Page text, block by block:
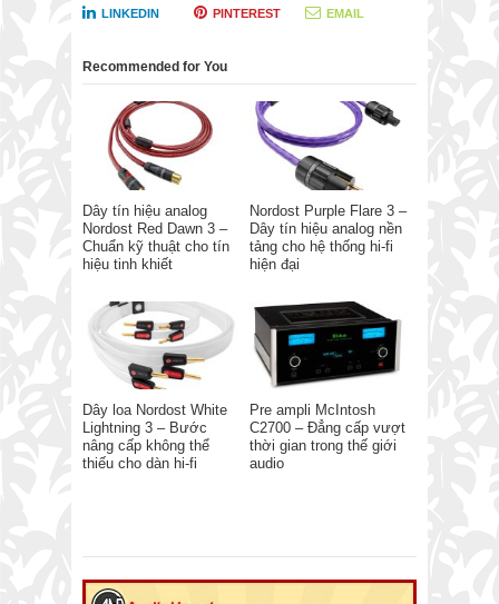
LINKEDIN PINTEREST EMAIL
Recommended for You
Dây tín hiệu analog
Nordost Red Dawn 3 –
Chuẩn kỹ thuật cho tín
hiệu tinh khiết
Nordost Purple Flare 3 –
Dây tín hiệu analog nền
tảng cho hệ thống hi-fi
hiện đại
Dây loa Nordost White
Lightning 3 – Bước
nâng cấp không thể
thiếu cho dàn hi-fi
Pre ampli McIntosh
C2700 – Đẳng cấp vượt
thời gian trong thế giới
audio